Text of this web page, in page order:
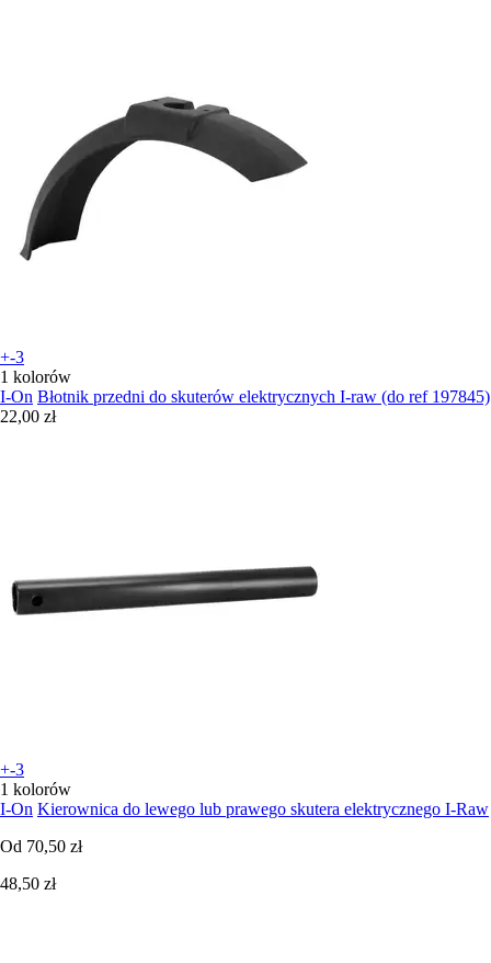
+-3
1 kolorów
I-On Błotnik przedni do skuterów elektrycznych I-raw (do ref 197845)
22,00 zł
+-3
1 kolorów
I-On Kierownica do lewego lub prawego skutera elektrycznego I-Raw
Od 70,50 zł
48,50 zł